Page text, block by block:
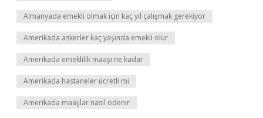
Almanyada emekli olmak için kaç yıl çalışmak gerekiyor
Amerikada askerler kaç yaşında emekli olur
Amerikada emeklilik maaşı ne kadar
Amerikada hastaneler ücretli mi
Amerikada maaşlar nasıl ödenir